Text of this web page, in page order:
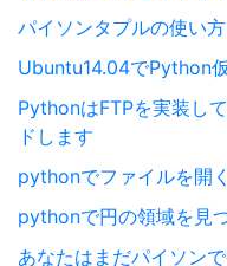
パイソンタプルの使い方
Ubuntu14.04でPython
PythonはFTPを実装し
ドします
pythonでファイルを開
pythonで円の領域を見
あなたはまだパイソン